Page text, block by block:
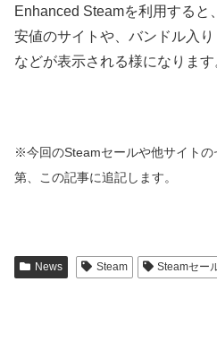
Enhanced Steamを利用すると
安値のサイトや、バンドル入
などが表示される様になります
※今回のSteamセールや他サイト
第、この記事に追記します。
News Steam Steamセー